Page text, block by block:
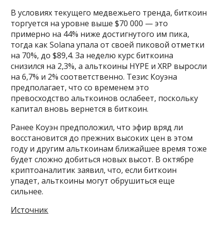
В условиях текущего медвежьего тренда, биткоин
торгуется на уровне выше $70 000 — это
примерно на 44% ниже достигнутого им пика,
тогда как Solana упала от своей пиковой отметки
на 70%, до $89,4. За неделю курс биткоина
снизился на 2,3%, а альткоины HYPE и XRP выросли
на 6,7% и 2% соответственно. Тезис Коуэна
предполагает, что со временем это
превосходство альткоинов ослабеет, поскольку
капитал вновь вернется в биткоин.
Ранее Коуэн предположил, что эфир вряд ли
восстановится до прежних высоких цен в этом
году и другим альткоинам ближайшее время тоже
будет сложно добиться новых высот. В октябре
криптоаналитик заявил, что, если биткоин
упадет, альткоины могут обрушиться еще
сильнее.
Источник